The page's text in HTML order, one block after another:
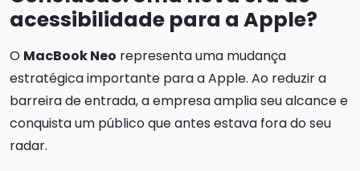
acessibilidade para a Apple?
O MacBook Neo representa uma mudança
estratégica importante para a Apple. Ao reduzir a
barreira de entrada, a empresa amplia seu alcance e
conquista um público que antes estava fora do seu
radar.